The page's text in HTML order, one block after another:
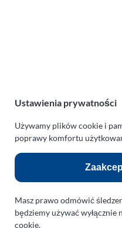
Flight
Ustawienia prywatności
Używamy plików cookie i
poprawy komfortu
Masz prawo odmówić
będziemy używać
cookie.